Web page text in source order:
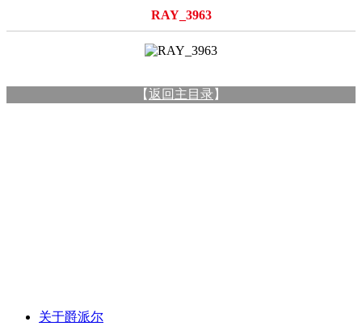
RAY_3963
【返回主目录 】
关于爵派尔